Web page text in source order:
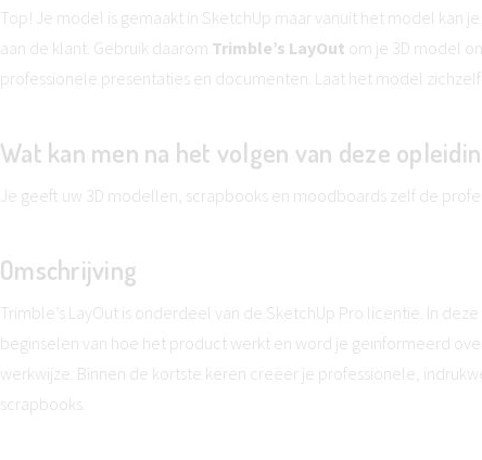
Top! Je model is gemaakt in SketchUp maar vanuit het model kan
aan de klant. Gebruik daarom Trimble’s LayOut om je 3D model
professionele presentaties en documenten. Laat het model
Wat kan men na het volgen van deze
Je geeft uw 3D modellen, scrapbooks en moodboards zelf de
Omschrijving
Trimble’s LayOut is onderdeel van de SketchUp Pro licentie. In
beginselen van hoe het product werkt en word je geïnformeerd
werkwijze. Binnen de kortste keren creëer je professionele,
scrapbooks.